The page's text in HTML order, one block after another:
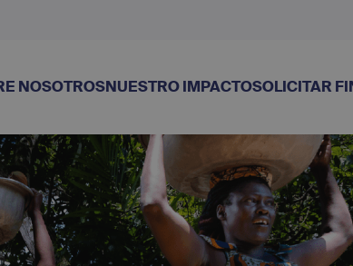
NOSOTROSNUESTRO IMPACTOSOLICITAR